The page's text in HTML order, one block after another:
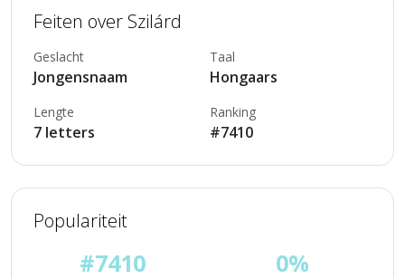
Feiten over Szilárd
Geslacht
Jongensnaam
Taal
Hongaars
Lengte
7 letters
Ranking
#7410
Populariteit
#7410 0%